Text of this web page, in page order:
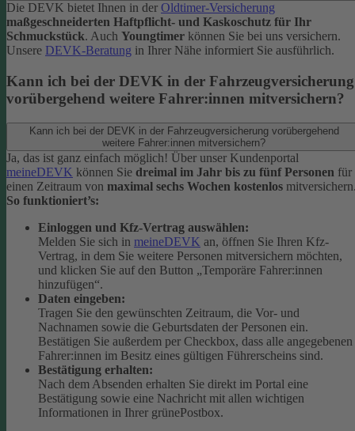
Die DEVK bietet Ihnen in der Oldtimer-Versicherung
maßgeschneiderten Haftpflicht- und Kaskoschutz für Ihr
Schmuckstück. Auch Youngtimer können Sie bei uns versichern.
Unsere DEVK-Beratung in Ihrer Nähe informiert Sie ausführlich.
Kann ich bei der DEVK in der Fahrzeugversicherung
vorübergehend weitere Fahrer:innen mitversichern?
Kann ich bei der DEVK in der Fahrzeugversicherung vorübergehend
weitere Fahrer:innen mitversichern?
Ja, das ist ganz einfach möglich! Über unser Kundenportal
meineDEVK können Sie dreimal im Jahr bis zu fünf Personen für
einen Zeitraum von maximal sechs Wochen kostenlos
So funktioniert’s:
Einloggen und Kfz-Vertrag auswählen:
Melden Sie sich in meineDEVK an, öffnen Sie Ihren Kfz-
Vertrag, in dem Sie weitere Personen mitversichern möchten,
und klicken Sie auf den Button „Temporäre Fahrer:innen
hinzufügen“.
Daten eingeben:
Tragen Sie den gewünschten Zeitraum, die Vor- und
Nachnamen sowie die Geburtsdaten der Personen ein.
Bestätigen Sie außerdem per Checkbox, dass alle angegebenen
Fahrer:innen im Besitz eines gültigen Führerscheins sind.
Bestätigung erhalten:
Nach dem Absenden erhalten Sie direkt im Portal eine
Bestätigung sowie eine Nachricht mit allen wichtigen
Informationen in Ihrer grünePostbox.